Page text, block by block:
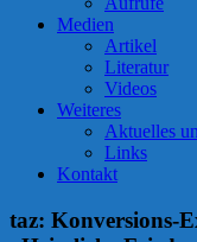
Medien
Artikel
Literatur
Videos
Weiteres
Aktuelles
Links
Kontakt
taz: Konversions-